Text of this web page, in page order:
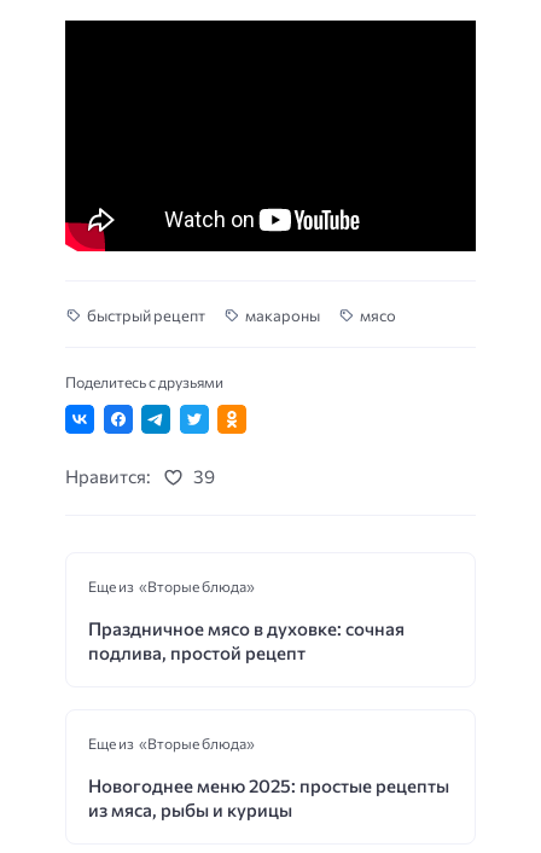
быстрый рецепт макароны мясо
Поделитесь с друзьями
Нравится: 39
Еще из «Вторые блюда»
Праздничное мясо в духовке: сочная
подлива, простой рецепт
Еще из «Вторые блюда»
Новогоднее меню 2025: простые рецепты
из мяса, рыбы и курицы